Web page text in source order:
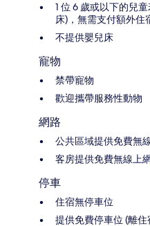
1 位 6 歲或以下的兒
床)，無需支付額外住
不提供嬰兒床
寵物
禁帶寵物
歡迎攜帶服務性動物
網路
公共區域提供免費無
客房提供免費無線上
停車
住宿無停車位
提供免費停車位 (離住